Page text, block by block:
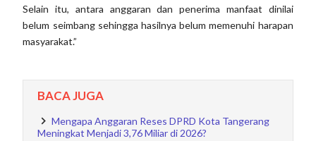
Selain itu, antara anggaran dan penerima manfaat dinilai
belum seimbang sehingga hasilnya belum memenuhi harapan
masyarakat.”
BACA JUGA
Mengapa Anggaran Reses DPRD Kota Tangerang
Meningkat Menjadi 3,76 Miliar di 2026?